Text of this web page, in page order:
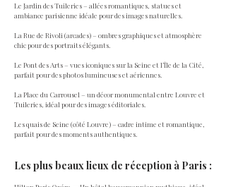
Le Jardin des Tuileries – allées romantiques, statues et
ambiance parisienne idéale pour des images naturelles.
La Rue de Rivoli (arcades) – ombres graphiques et atmosphère
chic pour des portraits élégants.
Le Pont des Arts – vues iconiques sur la Seine et l’Île de la Cité,
parfait pour des photos lumineuses et aériennes.
La Place du Carrousel – un décor monumental entre Louvre et
Tuileries, idéal pour des images éditoriales.
Les quais de Seine (côté Louvre) – cadre intime et romantique,
parfait pour des moments authentiques.
Les plus beaux lieux de réception à Paris :